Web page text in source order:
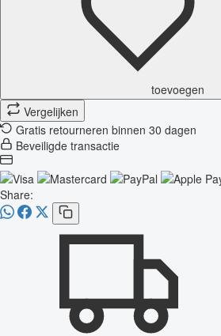
toevoegen
Vergelijken
Gratis retourneren binnen 30 dagen
Beveiligde transactie
Share: